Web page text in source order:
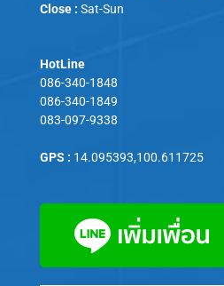
Close : Sat-Sun
HotLine
086-340-1848
086-340-1849
083-097-9338
GPS : 14.095393,100.611725